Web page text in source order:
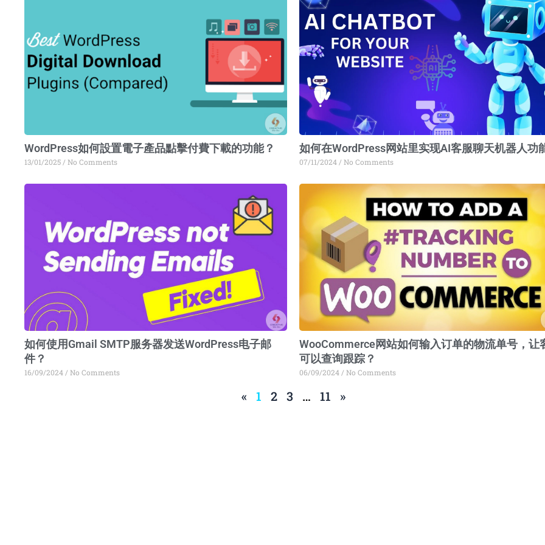
WordPress如何設置電子產品點擊付費下載的功能？
13/01/2025 No Comments
如何在WordPress网站里实现AI客服聊天机器人功
07/11/2024 No Comments
如何使用Gmail SMTP服务器发送WordPress电子邮
件？
16/09/2024 No Comments
WooCommerce网站如何输入订单的物流单号，让
可以查询跟踪？
06/09/2024 No Comments
« 1 2 3 … 11 »